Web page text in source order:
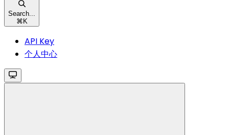
Search...
⌘K
API Key
个人中心